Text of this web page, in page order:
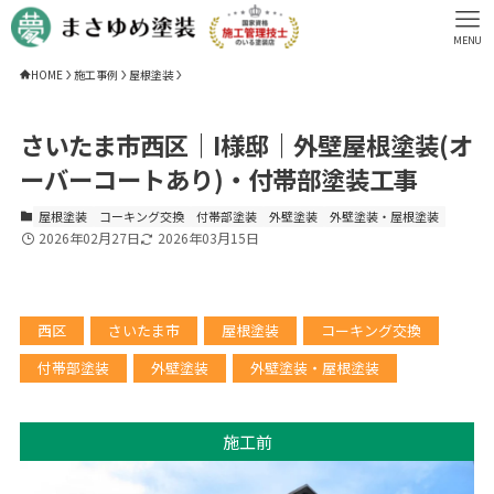
MENU
HOME 施工事例 屋根塗装
さいたま市西区｜I様邸｜外壁屋根塗装(オ
ーバーコートあり)・付帯部塗装工事
屋根塗装 コーキング交換 付帯部塗装 外壁塗装 外壁塗装・屋根塗装
2026年02月27日 2026年03月15日
西区 さいたま市 屋根塗装
コーキング交換
付帯部塗装
外壁塗装 外壁塗装・屋根塗装
施工前